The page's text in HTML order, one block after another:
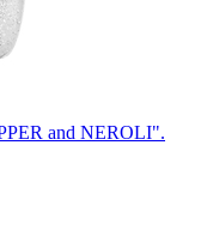
and NEROLI".